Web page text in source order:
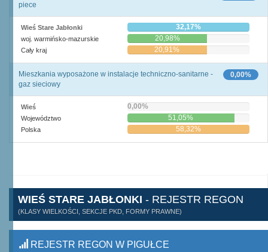
piece
Wieś Stare Jabłonki 32,17%
woj. warmińsko-mazurskie 20,98%
Cały kraj 20,91%
0,00%
Mieszkania wyposażone w instalacje techniczno-sanitarne -
gaz sieciowy
Wieś 0,00%
Województwo 51,05%
Polska 58,32%
WIEŚ STARE JABŁONKI - REJESTR REGON
(KLASY WIELKOŚCI, SEKCJE PKD, FORMY PRAWNE)
REJESTR REGON W PIGUŁCE